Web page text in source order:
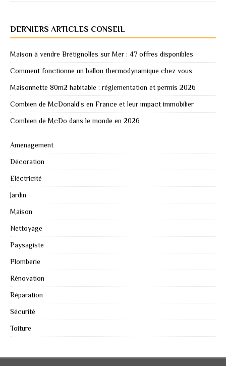
DERNIERS ARTICLES CONSEIL
Maison à vendre Brétignolles sur Mer : 47 offres disponibles
Comment fonctionne un ballon thermodynamique chez vous
Maisonnette 80m2 habitable : réglementation et permis 2026
Combien de McDonald’s en France et leur impact immobilier
Combien de McDo dans le monde en 2026
Aménagement
Décoration
Eléctricité
Jardin
Maison
Nettoyage
Paysagiste
Plomberie
Rénovation
Réparation
Sécurité
Toiture